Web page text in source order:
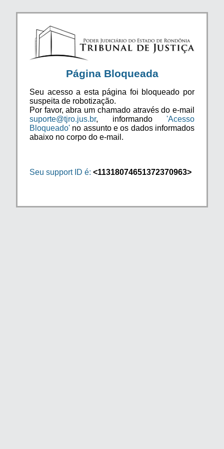
Página Bloqueada
Seu acesso a esta página foi bloqueado por
suspeita de robotização.
Por favor, abra um chamado através do e-mail
suporte@tjro.jus.br, informando 'Acesso
Bloqueado' no assunto e os dados informados
abaixo no corpo do e-mail.
Seu support ID é: <11318074651372370963>